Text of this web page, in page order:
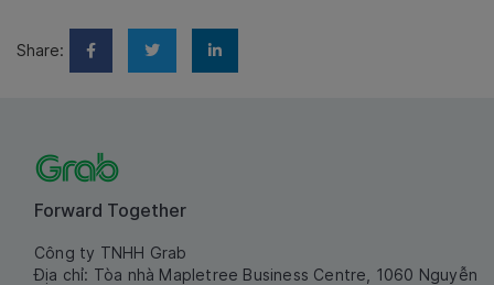
Share:
Forward Together
Công ty TNHH Grab
Địa chỉ: Tòa nhà Mapletree Business Centre, 1060 Nguyễn